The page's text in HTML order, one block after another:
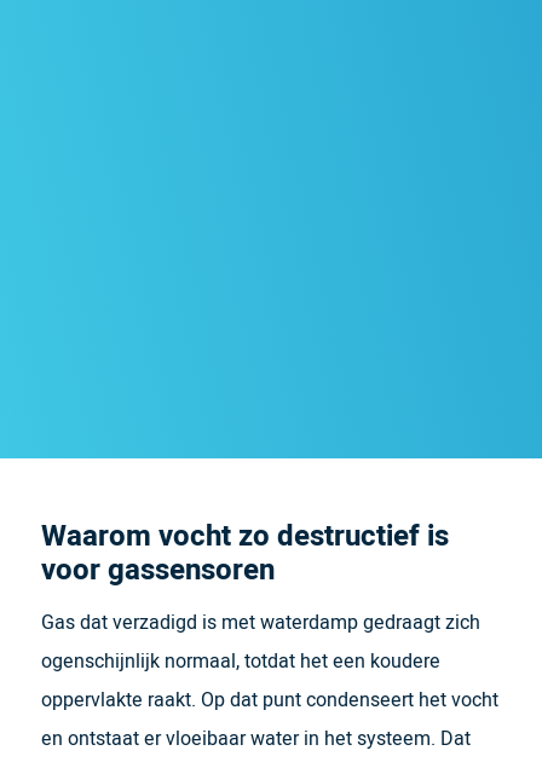
Waarom vocht zo destructief is
voor gassensoren
Gas dat verzadigd is met waterdamp gedraagt zich
ogenschijnlijk normaal, totdat het een koudere
oppervlakte raakt. Op dat punt condenseert het vocht
en ontstaat er vloeibaar water in het systeem. Dat